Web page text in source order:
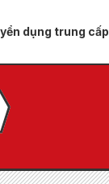
dụng trung cấp